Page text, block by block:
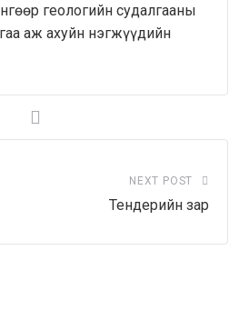
геологийн судалгааны
аж ахуйн нэгжүүдийн
NEXT POST
Тендерийн зар